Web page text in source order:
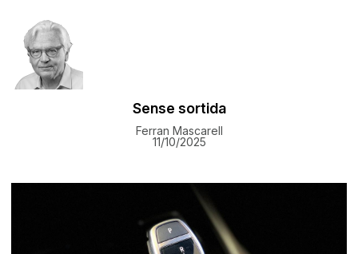
Sense sortida
Ferran Mascarell
11/10/2025